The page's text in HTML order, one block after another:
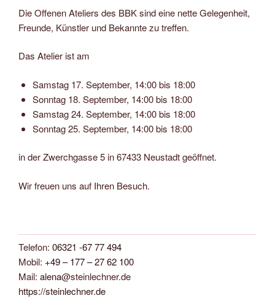
Die Offenen Ateliers des BBK sind eine nette Gelegenheit,
Freunde, Künstler und Bekannte zu treffen.
Das Atelier ist am
Samstag 17. September, 14:00 bis 18:00
Sonntag 18. September, 14:00 bis 18:00
Samstag 24. September, 14:00 bis 18:00
Sonntag 25. September, 14:00 bis 18:00
in der Zwerchgasse 5 in 67433 Neustadt geöffnet.
Wir freuen uns auf Ihren Besuch.
Telefon: 06321 -67 77 494
Mobil: +49 – 177 – 27 62 100
Mail: alena@steinlechner.de
https://steinlechner.de